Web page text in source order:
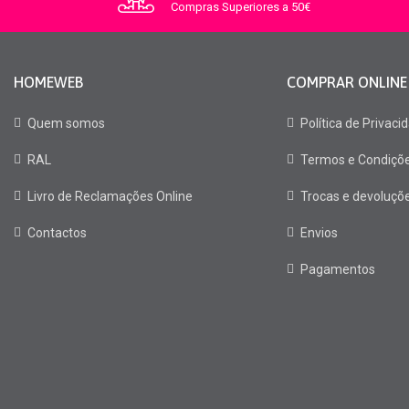
Compras Superiores a 50€
HOMEWEB
Quem somos
RAL
Livro de Reclamações Online
Contactos
COMPRAR ONLINE
Política de
Termos e
Trocas e
Envios
Pagamentos